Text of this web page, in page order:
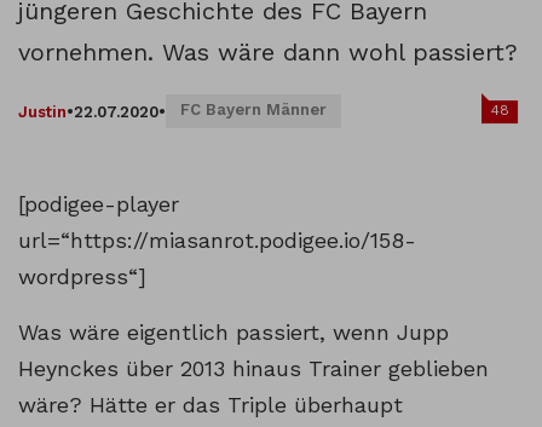
jüngeren Geschichte des FC Bayern
vornehmen. Was wäre dann wohl passiert?
Justin•22.07.2020• FC Bayern Männer 48
[podigee-player
url=“https://miasanrot.podigee.io/158-
wordpress“]
Was wäre eigentlich passiert, wenn Jupp
Heynckes über 2013 hinaus Trainer geblieben
wäre? Hätte er das Triple überhaupt